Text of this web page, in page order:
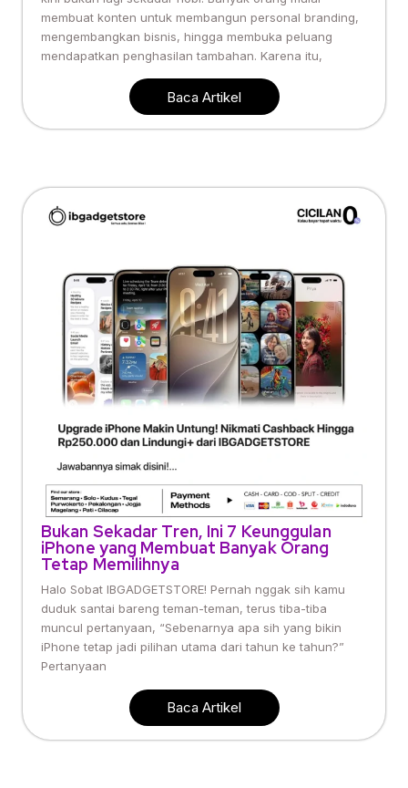
membuat konten untuk membangun personal branding,
mengembangkan bisnis, hingga membuka peluang
mendapatkan penghasilan tambahan. Karena itu,
Baca Artikel
Bukan Sekadar Tren, Ini 7 Keunggulan
iPhone yang Membuat Banyak Orang
Tetap Memilihnya
Halo Sobat IBGADGETSTORE! Pernah nggak sih kamu
duduk santai bareng teman-teman, terus tiba-tiba
muncul pertanyaan, “Sebenarnya apa sih yang bikin
iPhone tetap jadi pilihan utama dari tahun ke tahun?”
Pertanyaan
Baca Artikel